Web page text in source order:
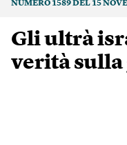
NUMERO 1589 DEL 15
Gli ultrà
verità